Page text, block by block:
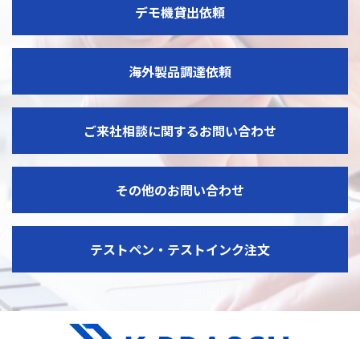
デモ機貸出依頼
海外製品調達依頼
ご来社相談に関するお問い合わせ
その他のお問い合わせ
テストペン・テストインク注文